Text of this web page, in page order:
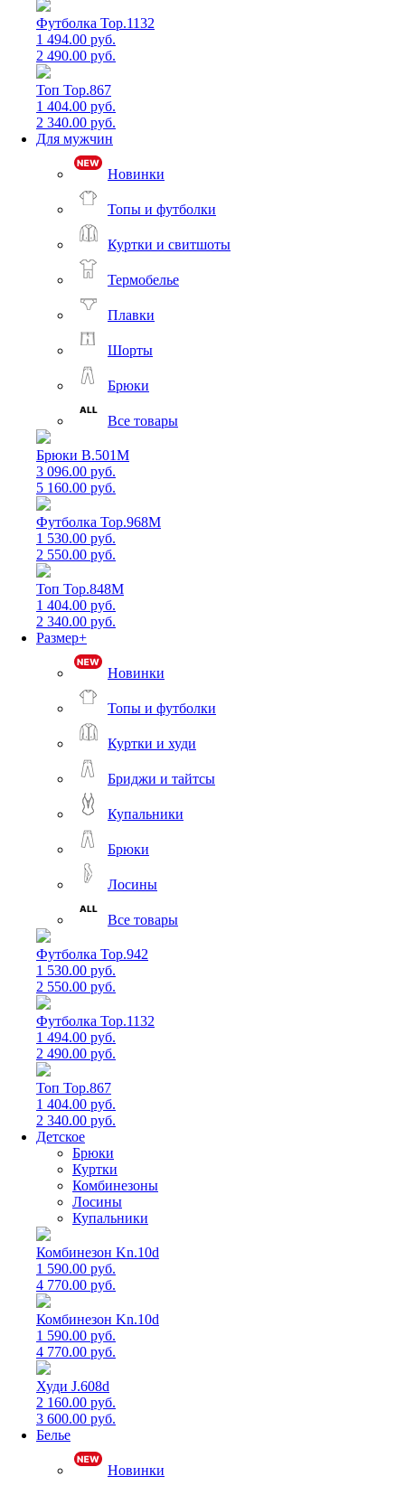
Футболка Top.1132
1 494.00 руб.
2 490.00 руб.
Топ Top.867
1 404.00 руб.
2 340.00 руб.
Для мужчин
Новинки
Топы и футболки
Куртки и свитшоты
Термобелье
Плавки
Шорты
Брюки
Все товары
Брюки B.501M
3 096.00 руб.
5 160.00 руб.
Футболка Top.968M
1 530.00 руб.
2 550.00 руб.
Топ Top.848M
1 404.00 руб.
2 340.00 руб.
Размер+
Новинки
Топы и футболки
Куртки и худи
Бриджи и тайтсы
Купальники
Брюки
Лосины
Все товары
Футболка Top.942
1 530.00 руб.
2 550.00 руб.
Футболка Top.1132
1 494.00 руб.
2 490.00 руб.
Топ Top.867
1 404.00 руб.
2 340.00 руб.
Детское
Брюки
Куртки
Комбинезоны
Лосины
Купальники
Комбинезон Kn.10d
1 590.00 руб.
4 770.00 руб.
Комбинезон Kn.10d
1 590.00 руб.
4 770.00 руб.
Худи J.608d
2 160.00 руб.
3 600.00 руб.
Белье
Новинки